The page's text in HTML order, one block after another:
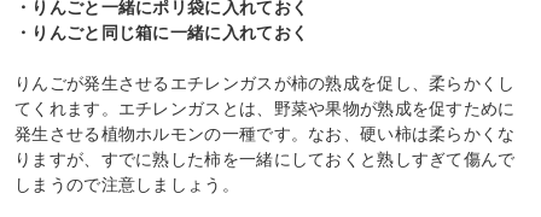
・りんごと一緒にポリ袋に入れておく
・りんごと同じ箱に一緒に入れておく
りんごが発生させるエチレンガスが柿の熟成を促し、柔らかくし
てくれます。エチレンガスとは、野菜や果物が熟成を促すために
発生させる植物ホルモンの一種です。なお、硬い柿は柔らかくな
りますが、すでに熟した柿を一緒にしておくと熟しすぎて傷んで
しまうので注意しましょう。